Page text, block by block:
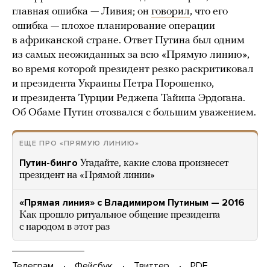
главная ошибка — Ливия; он говорил, что его
ошибка — плохое планирование операции
в африканской стране. Ответ Путина был одним
из самых неожиданных за всю «Прямую линию»,
во время которой президент резко раскритиковал
и президента Украины Петра Порошенко,
и президента Турции Реджепа Тайипа Эрдогана.
Об Обаме Путин отозвался с большим уважением.
ЕЩЕ ПРО «ПРЯМУЮ ЛИНИЮ»
Путин-бинго Угадайте, какие слова произнесет
президент на «Прямой линии»
«Прямая линия» с Владимиром Путиным — 2016
Как прошло ритуальное общение президента
с народом в этот раз